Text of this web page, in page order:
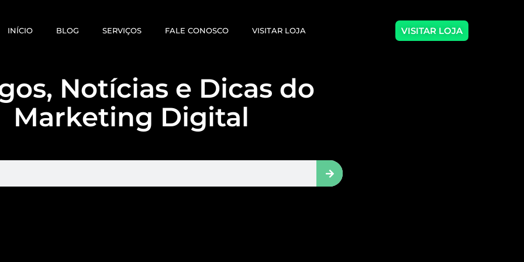
INÍCIO BLOG SERVIÇOS FALE CONOSCO VISITAR LOJA VISITAR LOJA
Notícias e Dicas do
Marketing Digital